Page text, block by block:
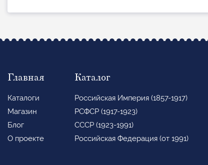
Главная
Каталоги
Магазин
Блог
О проекте
Каталог
Российская Империя (1857-1917)
РСФСР (1917-1923)
СССР (1923-1991)
Российская Федерация (от 1991)